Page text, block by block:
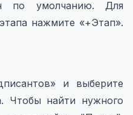
по умолчанию. Для
нажмите «+Этап».
и выберите
Чтобы найти нужного